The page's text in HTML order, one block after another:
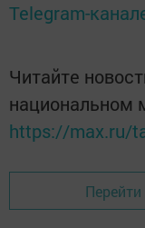
Telegram-
Читайте
национальном
https://max.ru/